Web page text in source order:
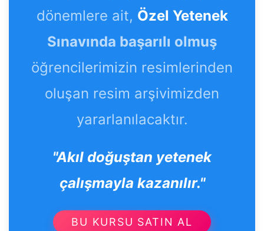
dönemlere ait, Özel Yetenek
Sınavında başarılı olmuş
öğrencilerimizin resimlerinden
oluşan resim arşivimizden
yararlanılacaktır.
"Akıl doğuştan yetenek
çalışmayla kazanılır."
BU KURSU SATIN AL